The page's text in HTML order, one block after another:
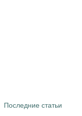
Последние статьи